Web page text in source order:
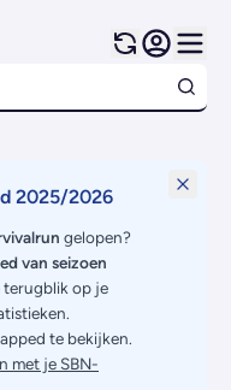
2025/2026
gelopen?
van seizoen
terugblik op je
te bekijken.
met je SBN-